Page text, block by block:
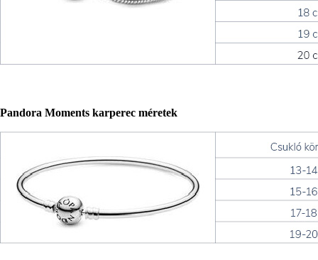
Pandora Moments karperec méretek